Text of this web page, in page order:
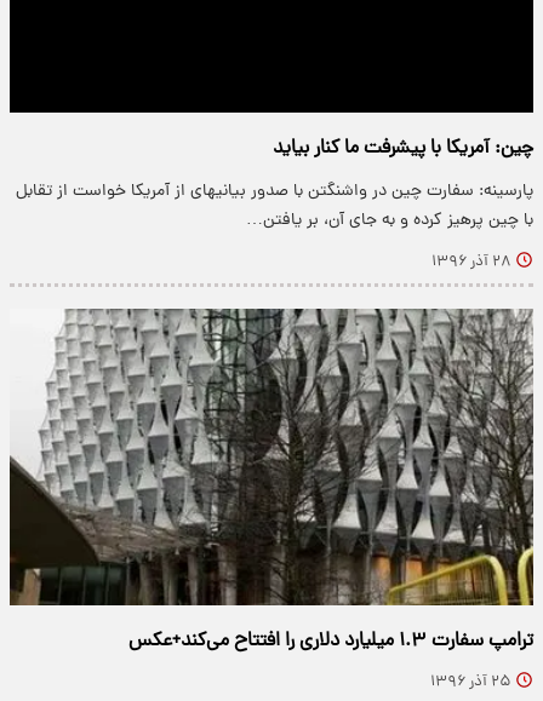
چین: آمریکا با پیشرفت ما کنار بیاید
پارسینه: سفارت چین در واشنگتن با صدور بیانیه‎ای از آمریکا خواست از تقابل
با چین پرهیز کرده و به جای آن، بر یافتن…
۲۸ آذر ۱۳۹۶
ترامپ سفارت ۱.۳ میلیارد دلاری را افتتاح می‌کند+عکس
۲۵ آذر ۱۳۹۶